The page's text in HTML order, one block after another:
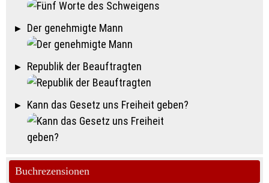
Der genehmigte Mann
Republik der Beauftragten
Kann das Gesetz uns Freiheit geben?
Buchrezensionen